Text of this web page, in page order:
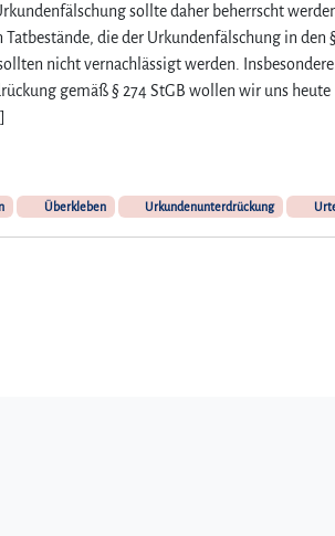
sollte daher beherrscht
Tatbestände, die der Urkundenfälschung in den
nicht vernachlässigt werden.
gemäß § 274 StGB wollen wir uns heute
Überkleben Urkundenunterdrückung